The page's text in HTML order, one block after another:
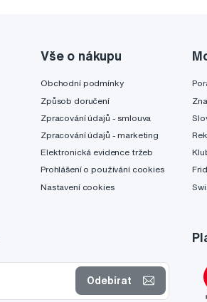
Vše o nákupu
Obchodní podmínky
Způsob doručení
Zpracování údajů - smlouva
Zpracování údajů - marketing
Elektronická evidence tržeb
Prohlášení o používání cookies
Nastavení cookies
Odebírat